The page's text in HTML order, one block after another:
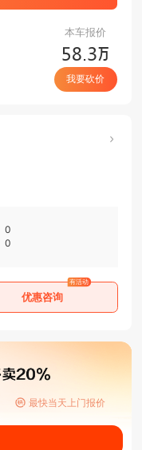
本车报价
餼麣.驋万
我要砍价
0
0
优惠咨询
有活动
最快当天上门报价